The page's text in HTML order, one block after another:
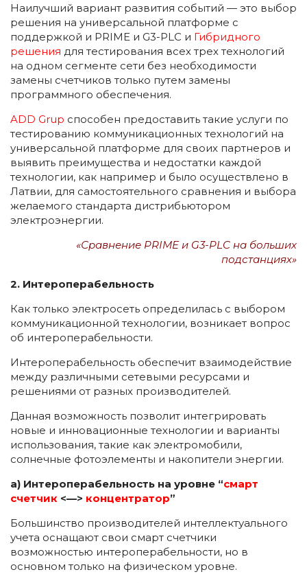
Наилучший вариант развития событий — это выбор
решения на универсальной платформе с
поддержкой и PRIME и G3-PLC и Гибридного
решения для тестирования всех трех технологий
на одном сегменте сети без необходимости
замены счетчиков только путем замены
программного обеспечения.
ADD Grup способен предоставить такие услуги по
тестированию коммуникационных технологий на
универсальной платформе для своих партнеров и
выявить преимущества и недостатки каждой
технологии, как например и было осуществлено в
Латвии, для самостоятельного сравнения и выбора
желаемого стандарта дистрибьютором
электроэнергии.
«‎Сравнение PRIME и G3-PLC на больших
подстанциях»‎
2. Интероперабельность
Как только электросеть определилась с выбором
коммуникационной технологии, возникает вопрос
об интероперабельности.
Интероперабельность обеспечит взаимодействие
между различными сетевыми ресурсами и
решениями от разных производителей.
Данная возможность позволит интегрировать
новые и инновационные технологии и варианты
использования, такие как электромобили,
солнечные фотоэлементы и накопители энергии.
a) Интероперабельность на уровне “смарт
счетчик <—> концентратор”
Большинство производителей интеллектуального
учета оснащают свои смарт счетчики
возможностью интероперабельности, но в
основном только на физическом уровне.